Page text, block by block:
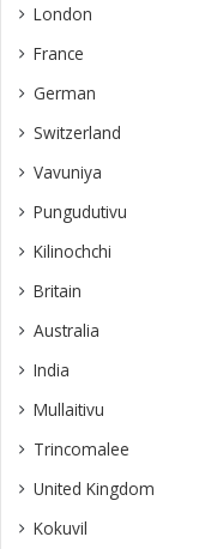
London
France
German
Switzerland
Vavuniya
Pungudutivu
Kilinochchi
Britain
Australia
India
Mullaitivu
Trincomalee
United Kingdom
Kokuvil